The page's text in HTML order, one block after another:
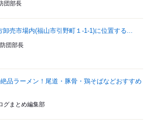
団部長
卸売市場内(福山市引野町１-1-1)に位置する...
団部長
品ラーメン！尾道・豚骨・鶏そばなどおすすめ
グまとめ編集部